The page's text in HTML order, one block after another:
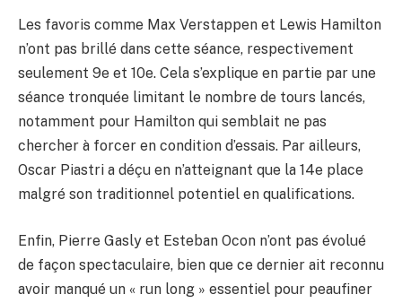
Les favoris comme Max Verstappen et Lewis Hamilton
n’ont pas brillé dans cette séance, respectivement
seulement 9e et 10e. Cela s’explique en partie par une
séance tronquée limitant le nombre de tours lancés,
notamment pour Hamilton qui semblait ne pas
chercher à forcer en condition d’essais. Par ailleurs,
Oscar Piastri a déçu en n’atteignant que la 14e place
malgré son traditionnel potentiel en qualifications.
Enfin, Pierre Gasly et Esteban Ocon n’ont pas évolué
de façon spectaculaire, bien que ce dernier ait reconnu
avoir manqué un « run long » essentiel pour peaufiner